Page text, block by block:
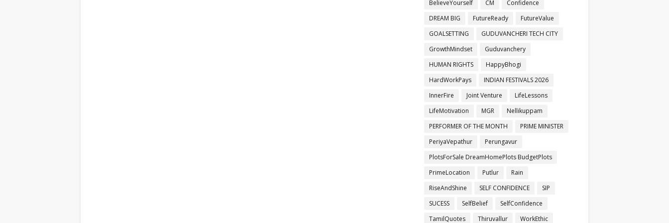
BelieveYourself
CM
Confidence
DREAM BIG
FutureReady
FutureValue
GOALSETTING
GUDUVANCHERI TECH CITY
GrowthMindset
Guduvanchery
HUMAN RIGHTS
HappyBhogi
HardWorkPays
INDIAN FESTIVALS 2026
InnerFire
Joint Venture
LifeLessons
LifeMotivation
MGR
Nellikuppam
PERFORMER OF THE MONTH
PRIME MINISTER
PeriyaVepathur
Perungavur
PlotsForSale DreamHomePlots BudgetPlots
PrimeLocation
Putlur
Rain
RiseAndShine
SELF CONFIDENCE
SIP
SUCESS
SelfBelief
SelfConfidence
TamilQuotes
Thiruvallur
WorkEthic